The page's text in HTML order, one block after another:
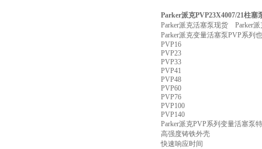
Parker派克PVP23X4007/21柱塞
Parker派克活塞泵现货 Parker
Parker派克变量活塞泵PVP系列
PVP16
PVP23
PVP33
PVP41
PVP48
PVP60
PVP76
PVP100
PVP140
Parker派克PVP系列变量活塞泵
高强度铸铁外壳
快速响应时间